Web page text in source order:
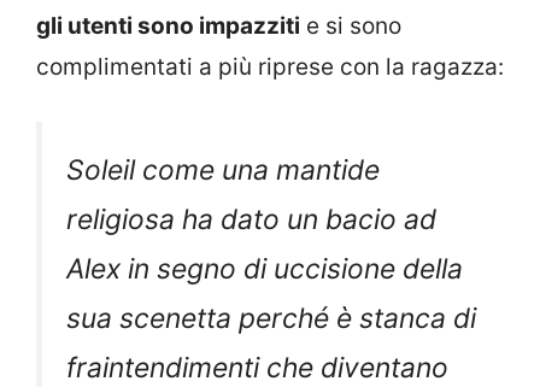
gli utenti sono impazziti e si sono
complimentati a più riprese con la ragazza:
Soleil come una mantide
religiosa ha dato un bacio ad
Alex in segno di uccisione della
sua scenetta perché è stanca di
fraintendimenti che diventano